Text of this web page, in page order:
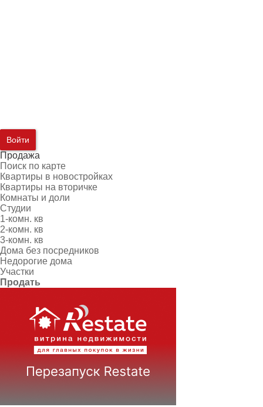
Войти
Продажа
Поиск по карте
Квартиры в новостройках
Квартиры на вторичке
Комнаты и доли
Студии
1-комн. кв
2-комн. кв
3-комн. кв
Дома без посредников
Недорогие дома
Участки
Продать